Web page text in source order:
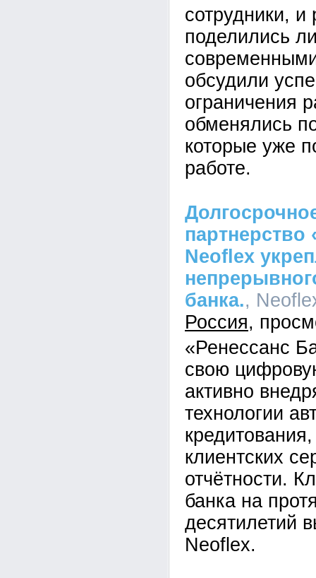
сотрудники, и
поделились
обсудили
ограничения
обменялись
которые уже
работе.
партнерство
Neoflex
банка.,
Россия
«Ренессанс
свою
активно
технологии
клиентских
отчётности.
банка на
десятилетий
Neoflex.